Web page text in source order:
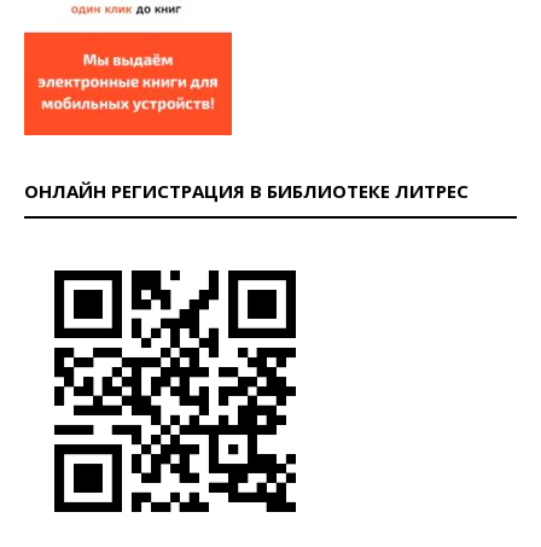
ОНЛАЙН РЕГИСТРАЦИЯ В БИБЛИОТЕКЕ ЛИТРЕС